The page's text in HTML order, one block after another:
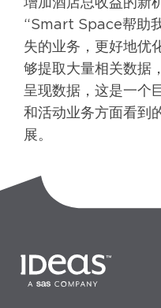
“Smart Space帮助
失的业务，更好地优
够提取大量相关数据
呈现数据，这是一个
和活动业务方面看到
展。